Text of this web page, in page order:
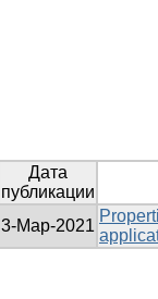
Дата
публикации
3-Мар-2021